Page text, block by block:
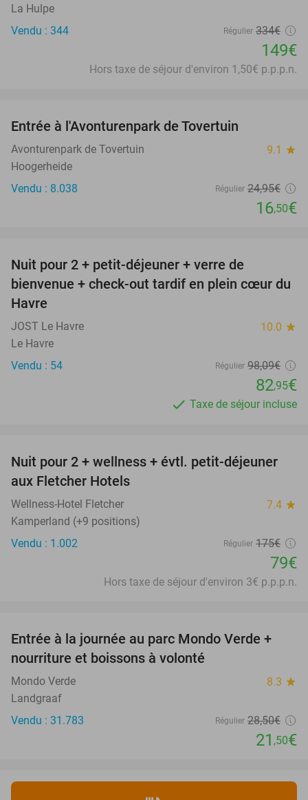
La Hulpe
Vendu : 344
Régulier 334€
149€
Hors taxe de séjour d'environ 1,50€ p.p.p.n.
Entrée à l'Avonturenpark de Tovertuin
Avonturenpark de Tovertuin 9.1 star
Hoogerheide
Vendu : 8.038
Régulier 24,95€
16,50€
Nuit pour 2 + petit-déjeuner + verre de
bienvenue + check-out tardif en plein cœur du
Havre
JOST Le Havre 10.0 star
Le Havre
Vendu : 54
Régulier 98,09€
82,95€
Taxe de séjour incluse
55%
Nuit pour 2 + wellness + évtl. petit-déjeuner
aux Fletcher Hotels
Wellness-Hotel Fletcher 7.4 star
Kamperland (+9 positions)
Vendu : 1.002
Régulier 175€
79€
Hors taxe de séjour d'environ 3€ p.p.p.n.
25%
Entrée à la journée au parc Mondo Verde +
nourriture et boissons à volonté
Mondo Verde 8.3 star
Landgraaf
Vendu : 31.783
Régulier 28,50€
21 ,50€